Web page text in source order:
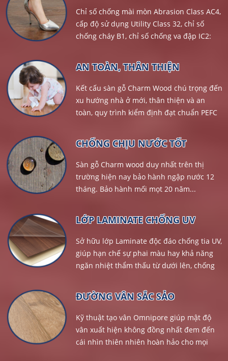
Chỉ số chống mài mòn Abrasion Class AC4,
cấp độ sử dụng Utility Class 32, chỉ số
chống cháy B1, chỉ số chống va đập IC2:
AN TOÀN, THÂN THIỆN
Kết cấu sàn gỗ Charm Wood chú trọng đến
xu hướng nhà ở mới, thân thiện và an
toàn, quy trình kiểm định đạt chuẩn PEFC
CHỐNG CHỊU NƯỚC TỐT
Sàn gỗ Charm wood duy nhất trên thị
trường hiện nay bảo hành ngập nước 12
tháng. Bảo hành mối mọt 20 năm...
LỚP LAMINATE CHỐNG UV
Sở hữu lớp Laminate độc đáo chống tia UV,
giúp hạn chế sự phai màu hay khả năng
ngăn nhiệt thẩm thấu từ dưới lên, chống
ĐƯỜNG VÂN SẮC SẢO
Kỹ thuật tạo vân Omnipore giúp mật độ
vân xuất hiện không đồng nhất đem đến
cái nhìn thiên nhiên hoàn hảo cho mọi